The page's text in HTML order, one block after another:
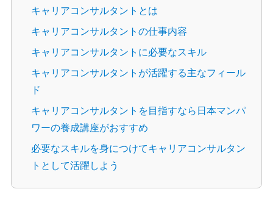
キャリアコンサルタントとは
キャリアコンサルタントの仕事内容
キャリアコンサルタントに必要なスキル
キャリアコンサルタントが活躍する主なフィール
ド
キャリアコンサルタントを目指すなら日本マンパ
ワーの養成講座がおすすめ
必要なスキルを身につけてキャリアコンサルタン
トとして活躍しよう